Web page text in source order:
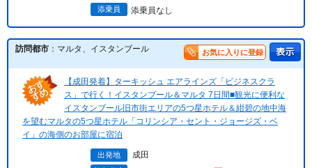
添乗員 添乗員なし
訪問都市 ：マルタ、イスタンブール お気に入りに登録
【成田発着】ターキッシュ エアラインズ「ビジネスクラ
ス」で行く！イスタンブール＆マルタ 7日間■観光に便利な
イスタンブール旧市街エリアの5つ星ホテル＆紺碧の地中海
を望むマルタの5つ星ホテル「コリンシア・セント・ジョージズ・ベ
イ」の海側のお部屋に宿泊
出発地 成田